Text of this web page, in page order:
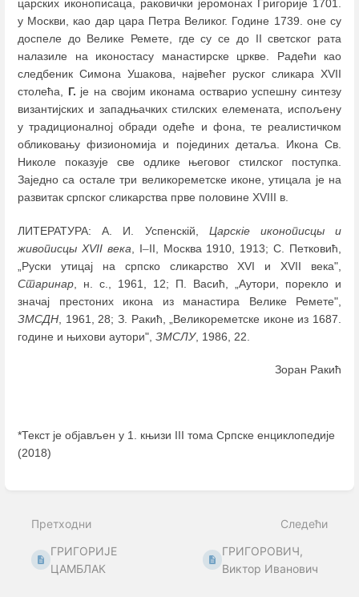
царских иконописаца, раковички јеромонах Григорије 1701.
у Москви, као дар цара Петра Великог. Године 1739. оне су
доспеле до Велике Ремете, где су се до II светског рата
налазиле на иконостасу манастирске цркве. Радећи као
следбеник Симона Ушакова, највећег руског сликара XVII
столећа, Г. је на својим иконама остварио успешну синтезу
византијских и западњачких стилских елемената, испољену
у традиционалној обради одеће и фона, те реалистичком
обликовању физиономија и појединих детаља. Икона Св.
Николе показује све одлике његовог стилског поступка.
Заједно са остале три великореметске иконе, утицала је на
развитак српског сликарства прве половине XVIII в.
ЛИТЕРАТУРА: А. И. Успенскій, Царскіе иконописцы и
живописцы XVII века , I–II, Москва 1910, 1913; С. Петковић,
„Руски утицај на српско сликарство XVI и XVII века",
Старинар , н. с., 1961, 12; П. Васић, „Аутори, порекло и
значај престоних икона из манастира Велике Ремете",
ЗМСДН , 1961, 28; З. Ракић, „Великореметске иконе из 1687.
године и њихови аутори", ЗМСЛУ, 1986, 22.
Зоран Ракић
*Текст је објављен у 1. књизи III тома Српске енциклопедије
(2018)
mode
Претходни
ГРИГОРИЈЕ
ЦАМБЛАК
Следећи
ГРИГОРОВИЧ,
Виктор Иванович